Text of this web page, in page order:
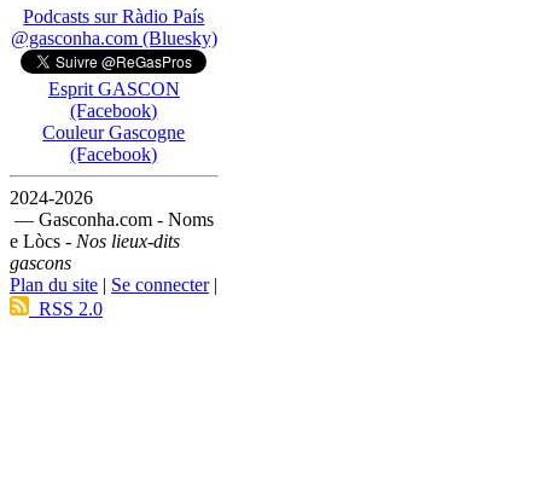
Podcasts sur Ràdio País
@gasconha.com (Bluesky)
Esprit GASCON
(Facebook)
Couleur Gascogne
(Facebook)
2024-2026
— Gasconha.com - Noms
e Lòcs - Nos lieux-dits
gascons
Plan du site | Se connecter|
RSS 2.0